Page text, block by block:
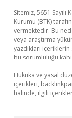
Sitemiz, 5651
Kurumu (BTK)
vermektedir. Bu
veya araştırma
yazdıkları
bu sorumluluğu
Hukuka ve yasal
içerikleri,
halinde, ilgili